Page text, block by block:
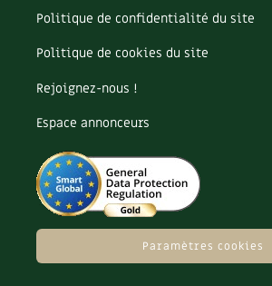
Actualités
Secrets d’abonné
Tous au jardin ! avec Pascal
La vie secrète du jardin
Politique de confidentialité du site
Politique de cookies du site
Rejoignez-nous !
Espace annonceurs
Paramètres cookies